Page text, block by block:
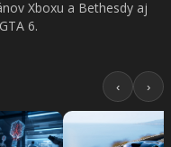
Xboxu a Bethesdy aj
6.